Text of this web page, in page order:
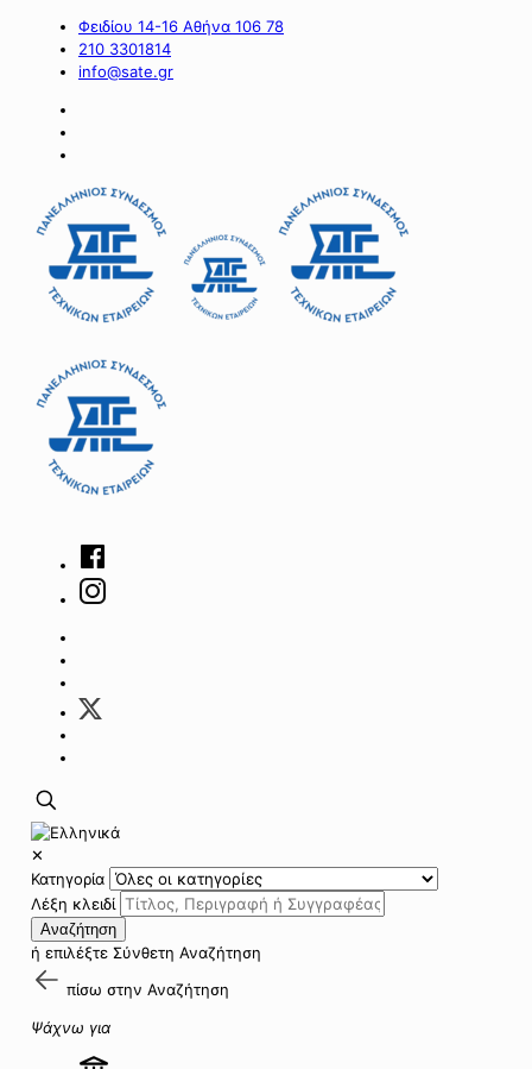
Φειδίου 14-16 Αθήνα 106 78
210 3301814
info@sate.gr
✕
Κατηγορία
Λέξη κλειδί
Αναζήτηση
ή επιλέξτε Σύνθετη Αναζήτηση
πίσω στην Αναζήτηση
Ψάχνω για